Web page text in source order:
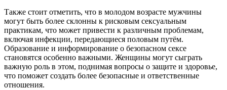
Также стоит отметить, что в молодом возрасте мужчины
могут быть более склонны к рисковым сексуальным
практикам, что может привести к различным проблемам,
включая инфекции, передающиеся половым путём.
Образование и информирование о безопасном сексе
становятся особенно важными. Женщины могут сыграть
важную роль в этом, поднимая вопросы о защите и здоровье,
что поможет создать более безопасные и ответственные
отношения.